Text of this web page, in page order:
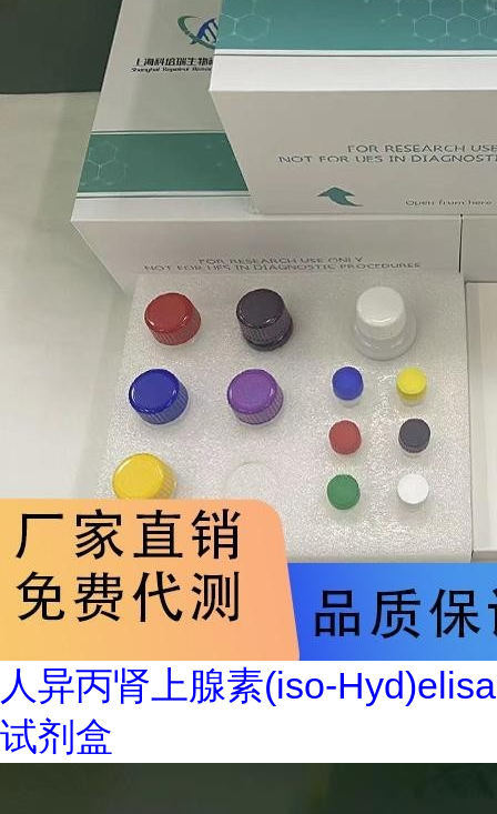
人异丙肾上腺素(iso-Hyd)elisa
试剂盒